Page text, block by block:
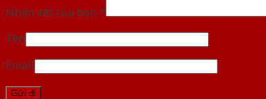
Nhận xét của bạn *
Tên
Email